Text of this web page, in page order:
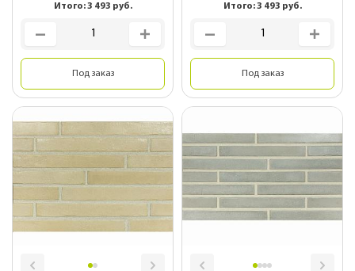
Итого:3 493 руб.
Под заказ
Итого:3 493 руб.
Под заказ